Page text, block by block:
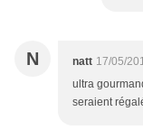
N natt 17/05/
ultra
seraient